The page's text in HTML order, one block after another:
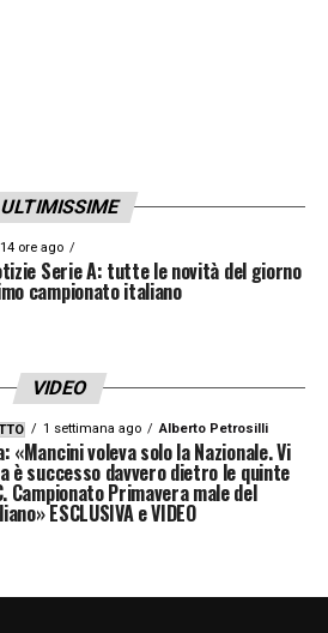
ULTIMISSIME
14 ore ago
Serie A: tutte le novità del giorno
campionato italiano
VIDEO
1 settimana ago Alberto Petrosilli
«Mancini voleva solo la Nazionale. Vi
è successo davvero dietro le quinte
Campionato Primavera male del
ESCLUSIVA e VIDEO